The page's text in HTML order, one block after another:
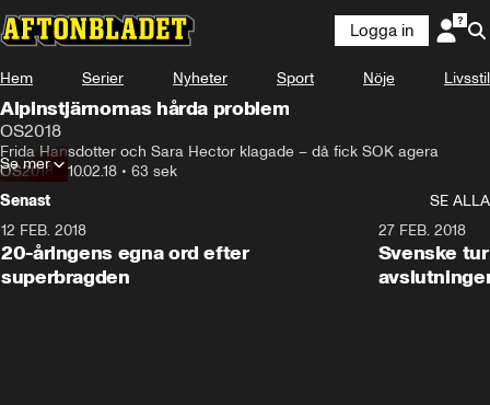
Logga in
Hem Serier Nyheter Sport Nöje Livsstil
Alpinstjärnornas hårda problem
OS2018
Frida Hansdotter och Sara Hector klagade – då fick SOK agera
OS2018• 10.02.18 • 63 sek
Se mer
Senast
SE ALLA
12 FEB. 2018
20-åringens egna ord efter
superbragden
27 FEB. 2018
Svenske